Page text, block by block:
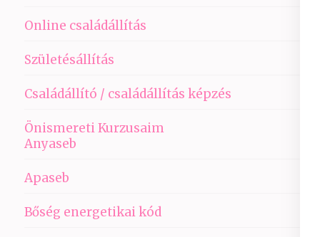
Online családállítás
Születésállítás
Családállító / családállítás képzés
Önismereti Kurzusaim
Anyaseb
Apaseb
Bőség energetikai kód